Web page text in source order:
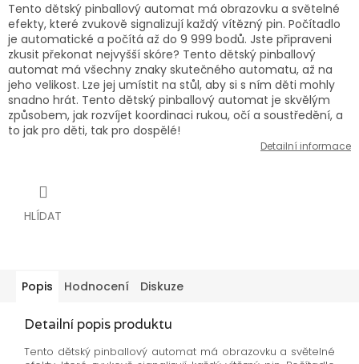
Tento dětský pinballový automat má obrazovku a světelné
efekty, které zvukově signalizují každý vítězný pin. Počítadlo
je automatické a počítá až do 9 999 bodů. Jste připraveni
zkusit překonat nejvyšší skóre? Tento dětský pinballový
automat má všechny znaky skutečného automatu, až na
jeho velikost. Lze jej umístit na stůl, aby si s ním děti mohly
snadno hrát. Tento dětský pinballový automat je skvělým
způsobem, jak rozvíjet koordinaci rukou, očí a soustředění, a
to jak pro děti, tak pro dospělé!
Detailní informace
HLÍDAT
Popis Hodnocení Diskuze
Detailní popis produktu
Tento dětský pinballový automat má obrazovku a světelné